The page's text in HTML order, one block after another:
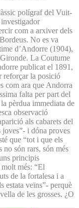
polígraf del Vuit-
com a arxiver dels
No es va
d’Andorre (1904),
La Coutume
publicat el 1891,
reforçar la posició
com ara que Andorra
falta per part del
pèrdua immediata de
observació
als cabarets del
joves”- i dóna proves
que “tot i que els
són rars, són més
principis
més: “El
de la fortalesa i a
estata veïns”- perquè
de les grosses. ¿O